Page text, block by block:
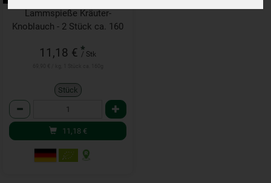
Lammspieße Kräuter-
Knoblauch - 2 Stück ca. 160
11,18 € *
/ Stk
Stück
Anzahl
11,18 €